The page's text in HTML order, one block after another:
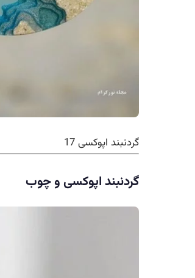
گردنبند اپوکسی 17
گردنبند اپوکسی و چوب